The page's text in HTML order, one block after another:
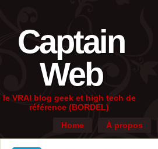
Captain
Web
le VRAI blog geek et high tech de
référence (BORDEL)
Home
À propos